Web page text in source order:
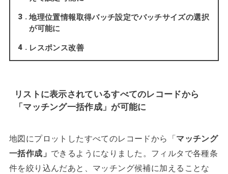
3
地理位置情報取得バッチ設定でバッチサイズの選択
が可能に
4 レスポンス改善
リストに表示されているすべてのレコードから
「マッチング一括作成」が可能に
地図にプロットしたすべてのレコードから「マッチング
一括作成」 できるようになりました。フィルタで各種条
件を絞り込んだあと、マッチング候補に加えることな